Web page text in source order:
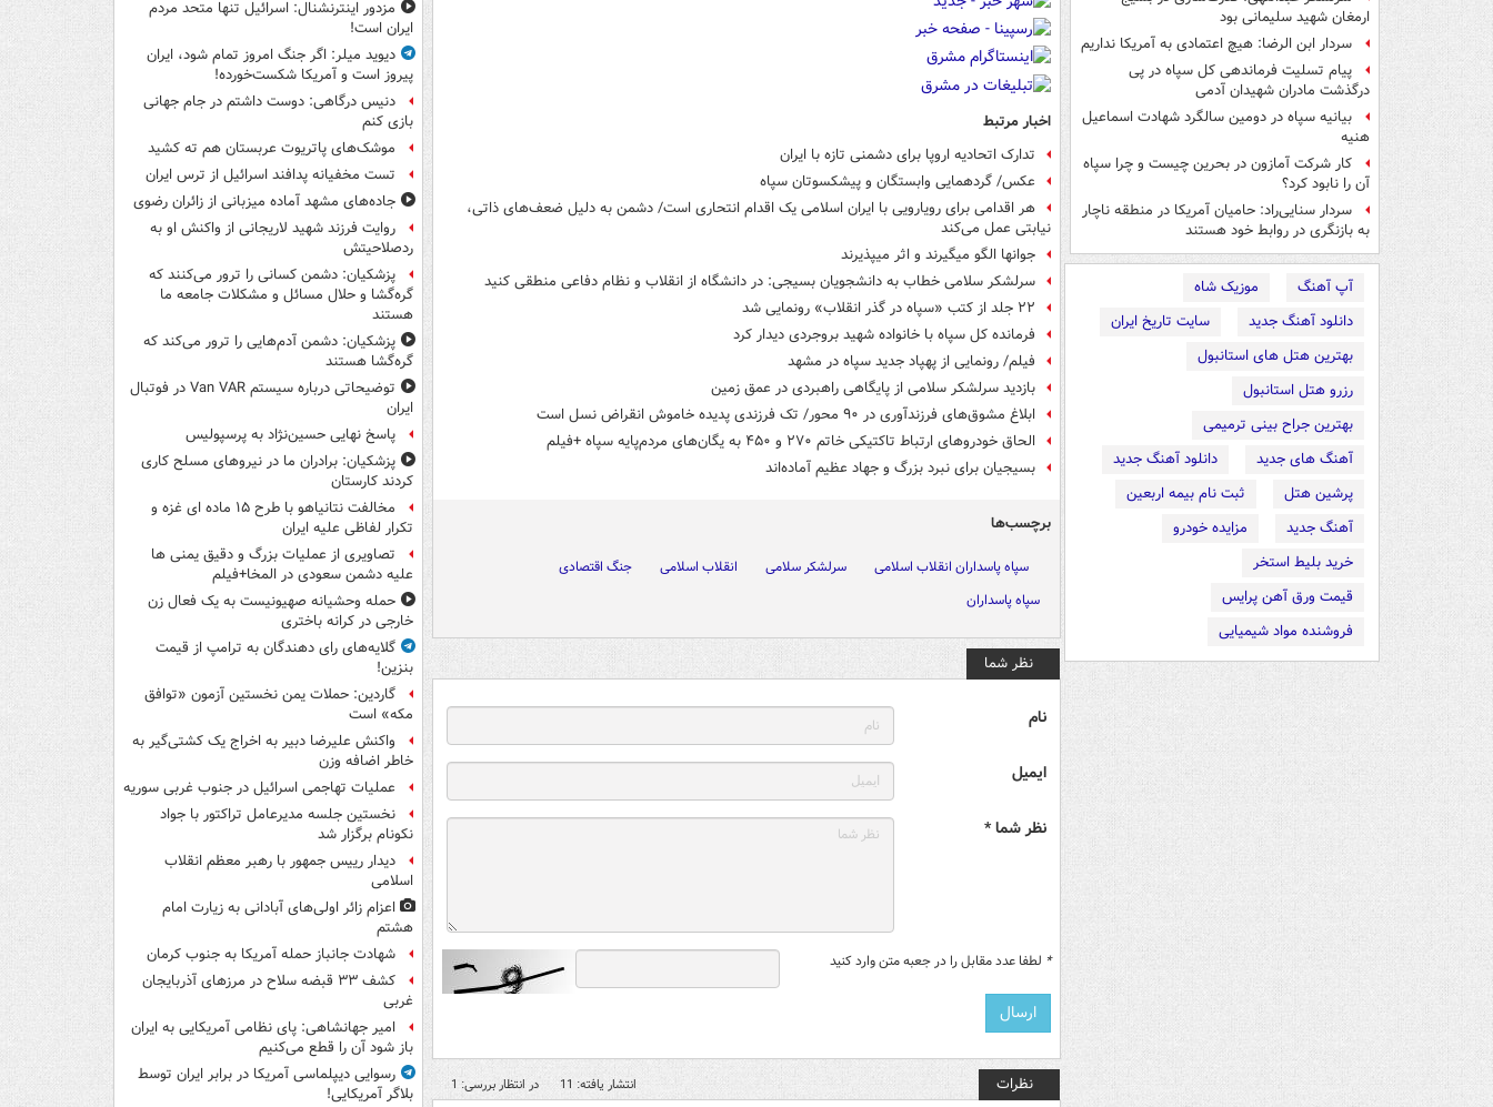
ارمغان شهید سلیمانی بود
سردار ابن الرضا: هیچ اعتمادی به آمریکا نداریم
پیام تسلیت فرماندهی کل سپاه در پی
درگذشت مادران شهیدان آدمی
بیانیه سپاه در دومین سالگرد شهادت اسماعیل
هنیه
کار شرکت آمازون در بحرین چیست و چرا سپاه
آن را نابود کرد؟
سردار سنایی‌راد: حامیان آمریکا در منطقه ناچار
به بازنگری در روابط خود هستند
آپ آهنگ
موزیک شاه
دانلود آهنگ جدید
سایت تاریخ ایران
بهترین هتل های استانبول
رزرو هتل استانبول
بهترین جراح بینی ترمیمی
آهنگ های جدید
دانلود آهنگ جدید
پرشین هتل
ثبت نام بیمه اربعین
آهنگ جدید
مزایده خودرو
خرید بلیط استخر
قیمت ورق آهن پرایس
فروشنده مواد شیمیایی
اخبار مرتبط
تدارک اتحادیه اروپا برای دشمنی تازه با ایران
عکس/ گردهمایی وابستگان و پیشکسوتان سپاه
هر اقدامی برای رویارویی با ایران اسلامی یک اقدام انتحاری است/ دشمن به دلیل ضعف‌های ذاتی،
نیابتی عمل می‌کند
جوانها الگو میگیرند و اثر میپذیرند
سرلشکر سلامی خطاب به دانشجویان بسیجی: در دانشگاه از انقلاب و نظام دفاعی منطقی کنید
۲۲ جلد از کتب «سپاه در گذر انقلاب» رونمایی شد
فرمانده کل سپاه با خانواده شهید بروجردی دیدار کرد
فیلم/ رونمایی از پهپاد جدید سپاه در مشهد
بازدید سرلشکر سلامی از پایگاهی راهبردی در عمق زمین
ابلاغ مشوق‌های فرزندآوری در ۹۰ محور/ تک ‌فرزندی پدیده خاموش انقراض نسل است
الحاق خودروهای ارتباط تاکتیکی خاتم ۲۷۰ و ۴۵۰ به یگان‌های مردم‌پایه سپاه +فیلم
بسیجیان برای نبرد بزرگ و جهاد عظیم آماده‌اند
برچسب‌ها
سپاه پاسداران انقلاب اسلامی سرلشکر سلامی انقلاب اسلامی
جنگ اقتصادی
سپاه پاسداران
نظر شما
نام
ایمیل
نظر شما *
* لطفا عدد مقابل را در جعبه متن وارد کنید
نظرات انتشار یافته: 11 در انتظار بررسی: 1
مزدور اینترنشنال: اسرائیل تنها متحد مردم
ایران است!
دیوید میلر: اگر جنگ امروز تمام شود، ایران
پیروز است و آمریکا شکست‌خورده!
دنیس درگاهی: دوست داشتم در جام جهانی
بازی کنم
موشک‌های پاتریوت عربستان هم ته‌ کشید
تست مخفیانه پدافند اسرائیل از ترس ایران
جاده‌های مشهد آماده میزبانی از زائران رضوی
روایت فرزند شهید لاریجانی از واکنش او به
ردصلاحیتش
پزشکیان: دشمن کسانی را ترور می‌کنند که
گره‌گشا و حلال مسائل و مشکلات جامعه ما
هستند
پزشکیان: دشمن آدم‌هایی را ترور می‌کند که
گره‌گشا هستند
توضیحاتی درباره سیستم Van VAR در فوتبال
ایران
پاسخ نهایی حسین‌نژاد به پرسپولیس
پزشکیان: برادران ما در نیروهای مسلح کاری
کردند کارستان
مخالفت نتانیاهو با طرح ۱۵ ماده ای غزه و
تکرار لفاظی علیه ایران
تصاویری از عملیات بزرگ و دقیق یمنی ها
علیه دشمن سعودی در المخا+فیلم
حمله وحشیانه صهیونیست به یک فعال زن
خارجی در کرانه باختری
گلایه‌های رای دهندگان به ترامپ از قیمت
بنزین!
گاردین: حملات یمن نخستین آزمون «توافق
مکه» است
واکنش علیرضا دبیر به اخراج یک کشتی‌گیر به
خاطر اضافه وزن
عملیات تهاجمی اسرائیل در جنوب غربی سوریه
نخستین جلسه مدیرعامل تراکتور با جواد
نکونام برگزار شد
دیدار رییس جمهور با رهبر معظم انقلاب
اسلامی
اعزام زائر اولی‌های آبادانی به زیارت امام
هشتم
شهادت جانباز حمله آمریکا به جنوب کرمان
کشف ۳۳ قبضه سلاح در مرزهای آذربایجان
غربی
امیر جهانشاهی: پای نظامی آمریکایی به ایران
باز شود آن را قطع می‌کنیم
رسوایی دیپلماسی آمریکا در برابر ایران توسط
بلاگر آمریکایی!